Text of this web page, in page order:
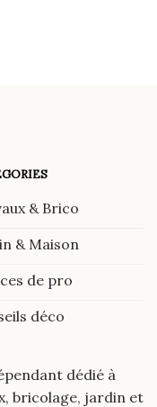
& Brico
& Maison
de pro
déco
dédié à
bricolage, jardin et